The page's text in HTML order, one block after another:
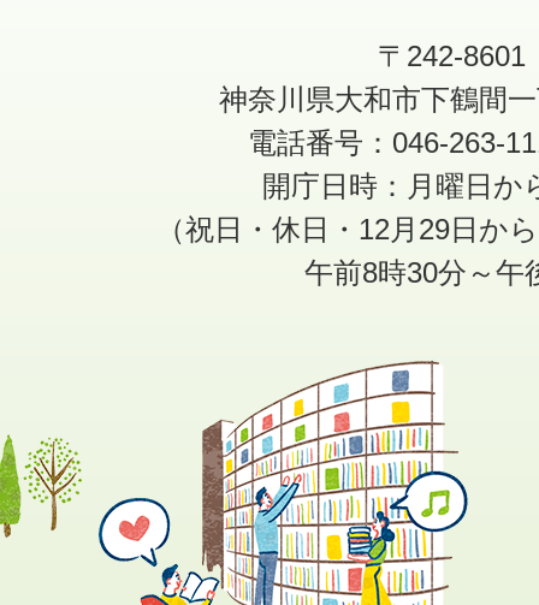
〒242-8601
神奈川県大和市下鶴間
電話番号：046-263-
開庁日時：月曜日か
（祝日・休日・12月29日か
午前8時30分～午